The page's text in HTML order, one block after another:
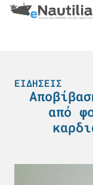
ΕΙΔΉΣΕΙΣ
από